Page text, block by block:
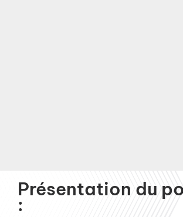
Présentation du
: